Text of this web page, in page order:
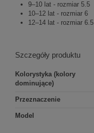
9–10 lat - rozmiar 5.5
10–12 lat - rozmiar 6
12–14 lat - rozmiar 6.5
Szczegóły produktu
Kolorystyka (kolory
dominujące)
Przeznaczenie
Model